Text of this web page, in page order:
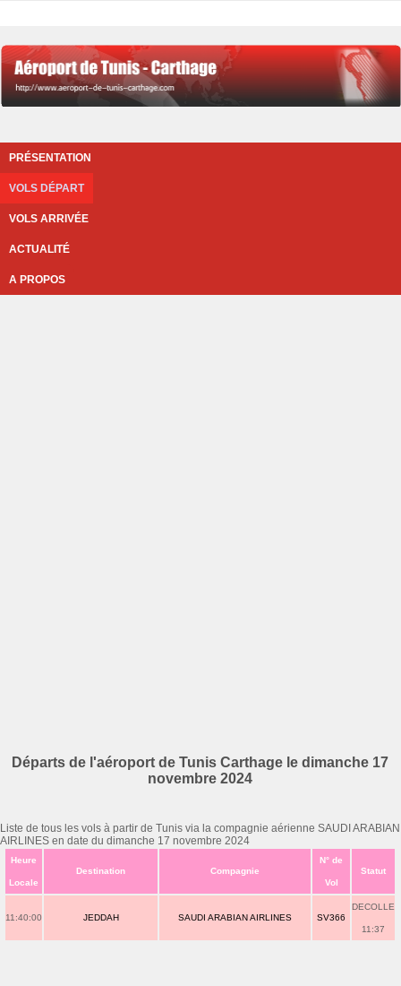
PRÉSENTATION
VOLS DÉPART
VOLS ARRIVÉE
ACTUALITÉ
A PROPOS
Départs de l'aéroport de Tunis Carthage le dimanche 17
novembre 2024
Liste de tous les vols à partir de Tunis via la compagnie aérienne SAUDI ARABIAN
AIRLINES en date du dimanche 17 novembre 2024
Heure
Locale
Destination Compagnie
N° de
Vol
Statut
11:40:00 JEDDAH SAUDI ARABIAN AIRLINES SV366
DECOLLE
11:37